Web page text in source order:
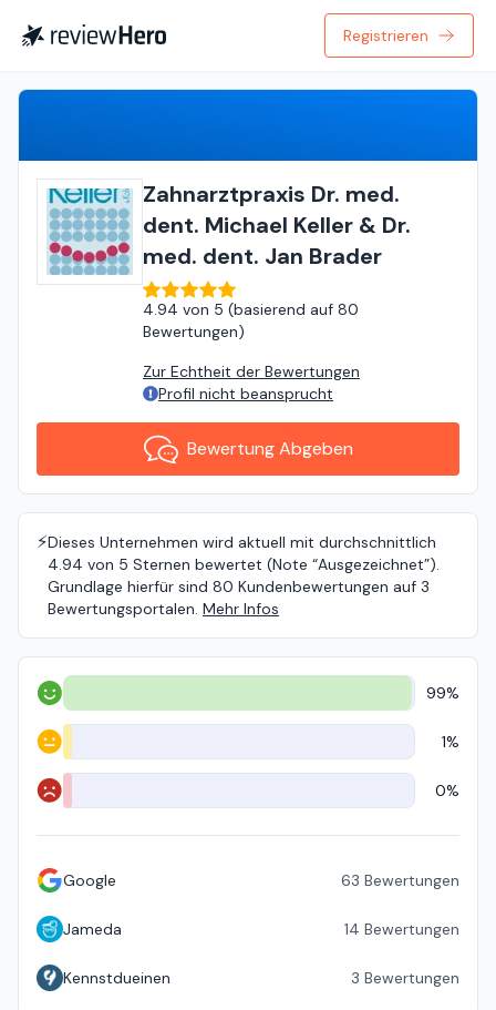
Registrieren
Zahnarztpraxis Dr. med.
dent. Michael Keller & Dr.
med. dent. Jan Brader
4.94 von 5 (basierend auf 80
Bewertungen)
Zur Echtheit der Bewertungen
Profil nicht beansprucht
Bewertung Abgeben
⚡️Dieses Unternehmen wird aktuell mit durchschnittlich
4.94 von 5 Sternen bewertet (Note “Ausgezeichnet”).
Grundlage hierfür sind 80 Kundenbewertungen auf 3
Bewertungsportalen. Mehr Infos
Positiv 99%
Neutral 1%
Negativ 0%
Google 63 Bewertungen
Jameda 14 Bewertungen
Kennstdueinen 3 Bewertungen